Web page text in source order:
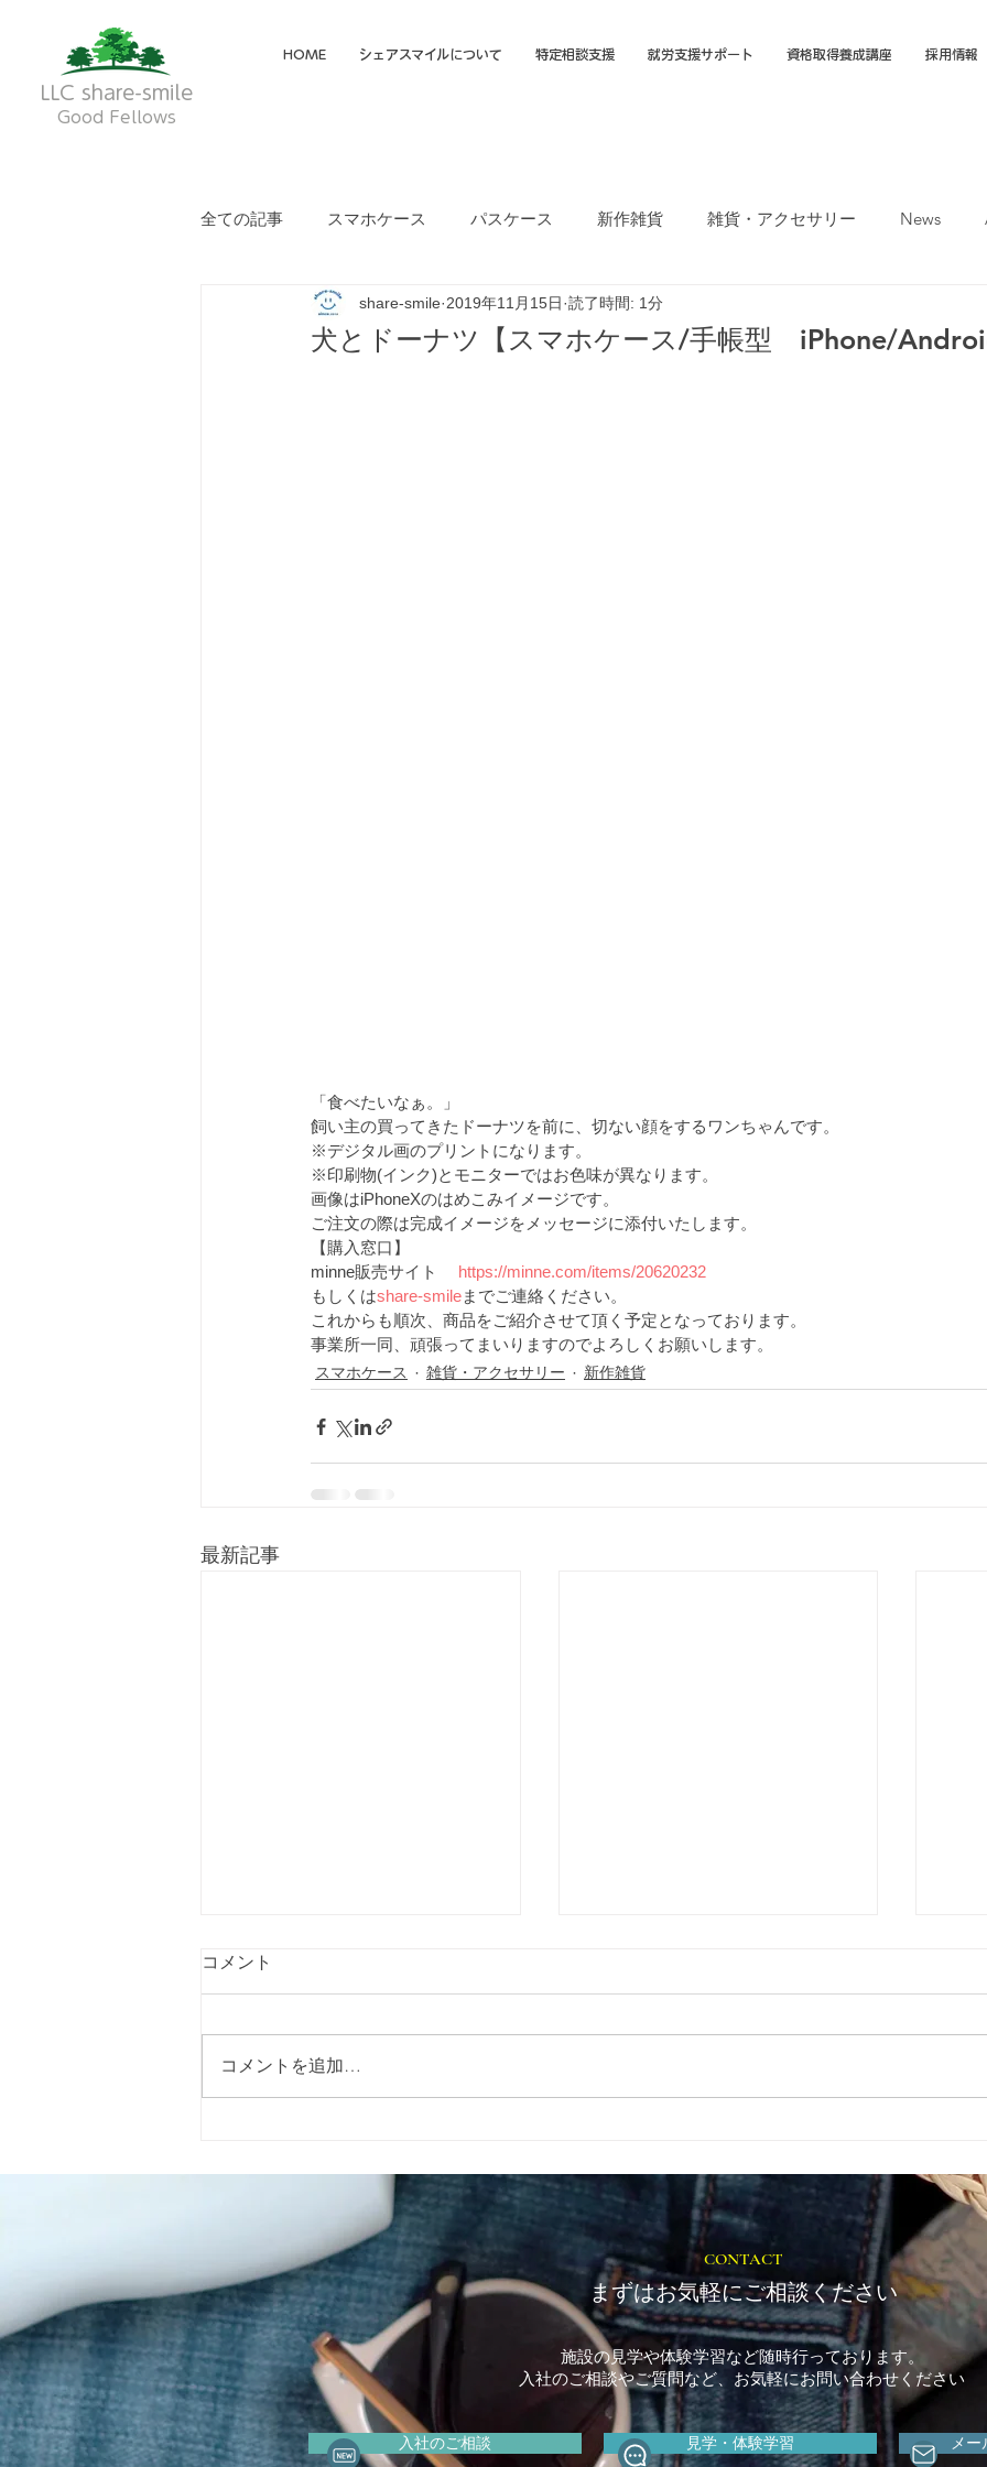
LLC share-smile
Good Fellows
HOME シェアスマイルについて 特定相談支援 就労支援サポート 資格取得養成講座 採用情報
全ての記事 スマホケース パスケース 新作雑貨 雑貨・アクセサリー News
メイディア掲載・動画 フクオカTシャツマーケット
犬とドーナツ【スマホケース/手帳型 iPhone/
share-smile 2019年11月15日 読了時間: 1分
「食べたいなぁ。」
飼い主の買ってきたドーナツを前に、切ない顔をするワンちゃんです。
※デジタル画のプリントになります。
※印刷物(インク)とモニターではお色味が異なります。
画像はiPhoneXのはめこみイメージです。
ご注文の際は完成イメージをメッセージに添付いたします。
【購入窓口】
minne販売サイト https://minne.com/items/20620232
もしくはshare-smileまでご連絡ください。
これからも順次、商品をご紹介させて頂く予定となっております。
事業所一同、頑張ってまいりますのでよろしくお願いします。
スマホケース 雑貨・アクセサリー 新作雑貨
最新記事
リボンマルシェ」 に出店いた
コメント
コメントを追加…
CONTACT
まずはお気軽にご相談ください
施設の見学や体験学習など随時行っております。
入社のご相談やご質問など、お気軽にお問い合わせください
入社のご相談 見学・体験学習 メー